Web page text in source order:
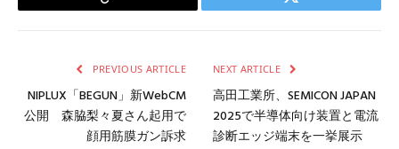
Copy
Twitter
PREVIOUS ARTICLE
NIPLUX「BEGUN」新WebCM
公開 森脇梨々夏さん起用で
顔用筋膜ガン訴求
NEXT ARTICLE
高田工業所、SEMICON JAPAN
2025で半導体向け装置と電流
診断エッジ端末を一挙展示